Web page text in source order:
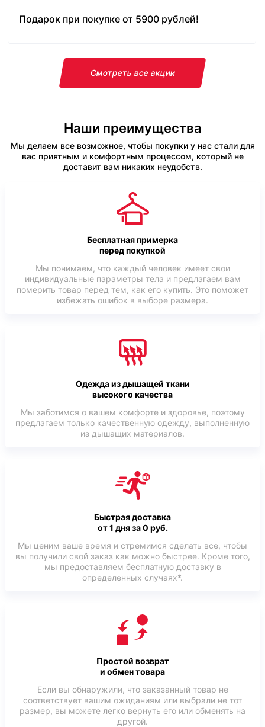
Подарок при покупке от 5900 рублей!
Смотреть все акции
Наши преимущества
Мы делаем все возможное, чтобы покупки у нас стали для
вас приятным и комфортным процессом, который не
доставит вам никаких неудобств.
Бесплатная примерка
перед покупкой
Мы понимаем, что каждый человек имеет свои
индивидуальные параметры тела и предлагаем вам
померить товар перед тем, как его купить. Это поможет
избежать ошибок в выборе размера.
Одежда из дышащей ткани
высокого качества
Мы заботимся о вашем комфорте и здоровье, поэтому
предлагаем только качественную одежду, выполненную
из дышащих материалов.
Быстрая доставка
от 1 дня за 0 руб.
Мы ценим ваше время и стремимся сделать все, чтобы
вы получили свой заказ как можно быстрее. Кроме того,
мы предоставляем бесплатную доставку в
определенных случаях*.
Простой возврат
и обмен товара
Если вы обнаружили, что заказанный товар не
соответствует вашим ожиданиям или выбрали не тот
размер, вы можете легко вернуть его или обменять на
другой.